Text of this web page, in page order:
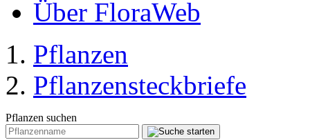
Über FloraWeb
Pflanzen
Pflanzensteckbriefe
Pflanzen suchen